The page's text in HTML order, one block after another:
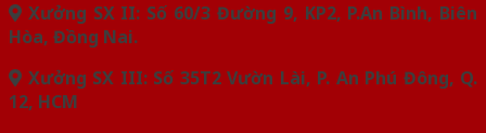
Xưởng SX II: Số 60/3 Đường 9, KP2, P.An Bình, Biên
Hòa, Đồng Nai.
Xưởng SX III: Số 35T2 Vườn Lài, P. An Phú Đông, Q.
12, HCM